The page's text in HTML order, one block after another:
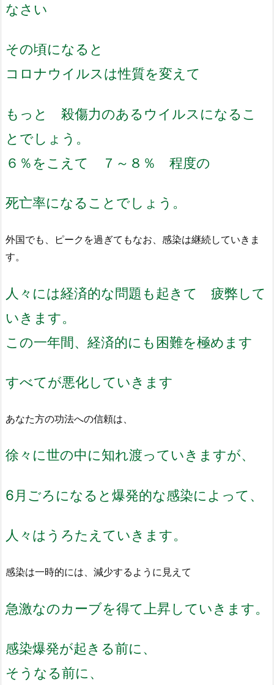
なさい
その頃になると
コロナウイルスは性質を変えて
もっと 殺傷力のあるウイルスになるこ
とでしょう。
６％をこえて ７～８％ 程度の
死亡率になることでしょう。
外国でも、ピークを過ぎてもなお、感染は継続していきま
す。
人々には経済的な問題も起きて 疲弊して
いきます。
この一年間、経済的にも困難を極めます
すべてが悪化していきます
あなた方の功法への信頼は、
徐々に世の中に知れ渡っていきますが、
6月ごろになると爆発的な感染によって、
人々はうろたえていきます。
感染は一時的には、減少するように見えて
急激なのカーブを得て上昇していきます。
感染爆発が起きる前に、
そうなる前に、